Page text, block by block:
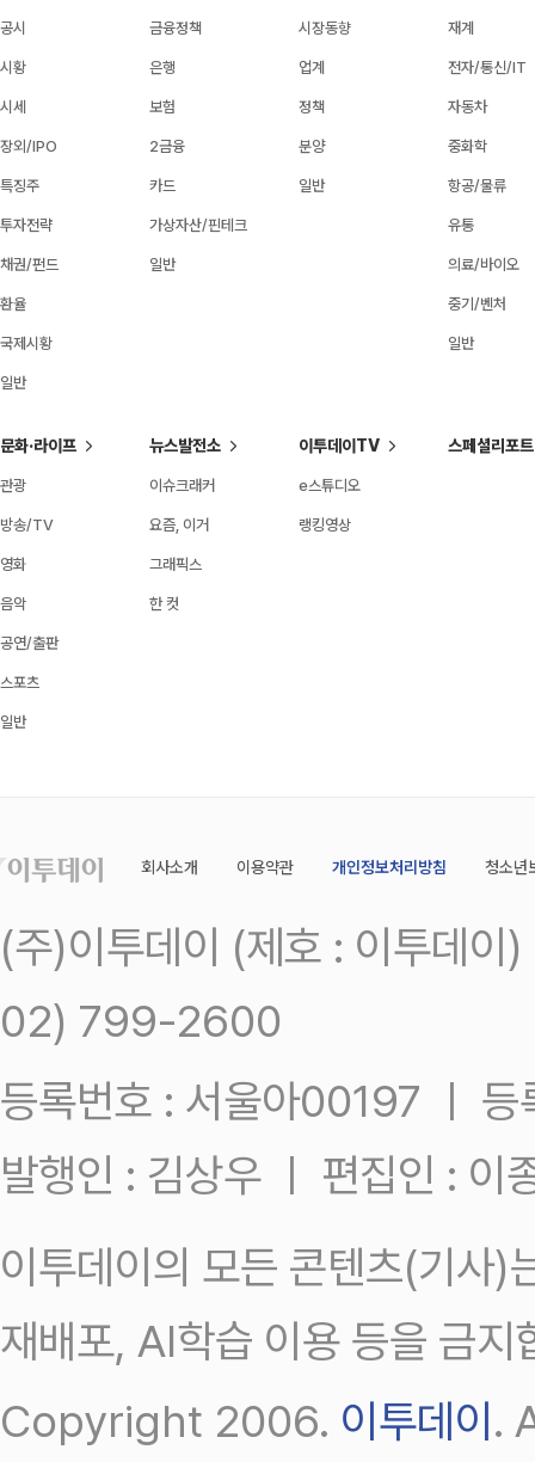
공시
시황
시세
장외/IPO
특징주
투자전략
채권/펀드
환율
국제시황
일반
금융정책
은행
보험
2금융
카드
가상자산/핀테크
일반
시장동향
업계
정책
분양
일반
재계
전자/통신/IT
자동차
중화학
항공/물류
유통
의료/바이오
중기/벤처
일반
문화·라이프
관광
방송/TV
영화
음악
공연/출판
스포츠
일반
뉴스발전소
이슈크래커
요즘, 이거
그래픽스
한 컷
이투데이TV
e스튜디오
랭킹영상
스페셜리포트
회사소개 이용약관 개인정보처리방침 청소년
(주)이투데이 (제호 : 이투데
02) 799-2600
등록번호 : 서울아00197 ㅣ
발행인 : 김상우 ㅣ 편집인 : 이
이투데이의 모든 콘텐츠(기사)
재배포, AI학습 이용 등을 금지
Copyright 2006. 이투데이 .